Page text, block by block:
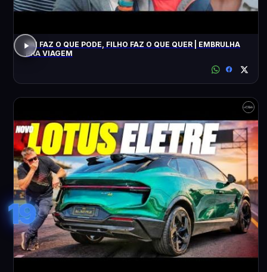
PAI FAZ O QUE PODE, FILHO FAZ O QUE QUER | EMBRULHA
PRA VIAGEM
19